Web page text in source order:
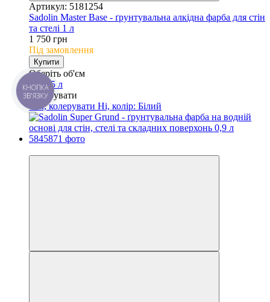
Артикул: 5181254
Sadolin Master Base - ґрунтувальна алкідна фарба для стін
та стелі 1 л
1 750 грн
Під замовлення
Купити
Оберіть об'єм
1 л2,5 л
Колерувати
Так, колерувати Ні, колір: Білий
КНОПКА
ЗВ'ЯЗКУ